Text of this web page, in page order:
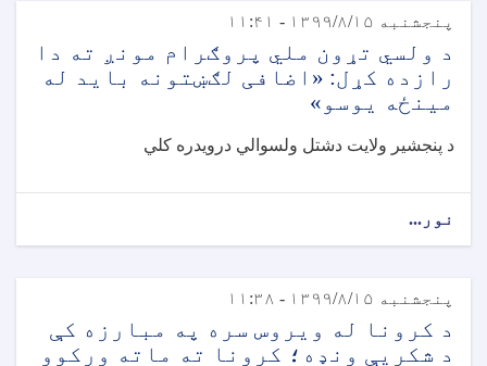
پنجشنبه ۱۳۹۹/۸/۱۵ - ۱۱:۴۱
د ولسي تړون ملي پروګرام مونږ ته دا
رازده کړل: «اضافی لګښتونه باید له
مینځه یوسو»
د پنجشیر ولایت دشتل ولسوالي درویدره کلي
نور...
پنجشنبه ۱۳۹۹/۸/۱۵ - ۱۱:۳۸
د کرونا له ویروس سره په مبارزه کې
د شکریې ونډه؛ کرونا ته ماته ورکوو